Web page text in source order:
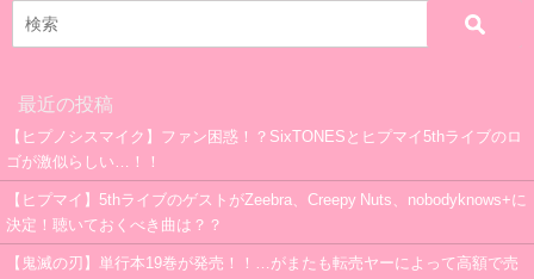
最近の投稿
【ヒプノシスマイク】ファン困惑！？SixTONESとヒプマイ5thライブのロ
ゴが激似らしい…！！
【ヒプマイ】5thライブのゲストがZeebra、Creepy Nuts、nobodyknows+に
決定！聴いておくべき曲は？？
【鬼滅の刃】単行本19巻が発売！！…がまたも転売ヤーによって高額で売